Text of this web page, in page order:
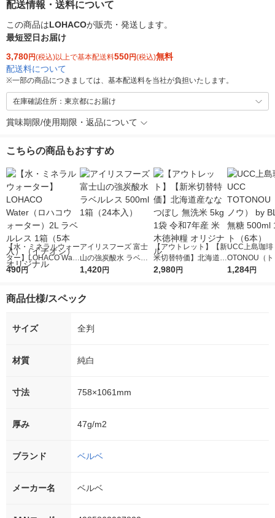
配送情報・送料について
この商品はLOHACOが販売・発送します。
最短翌日お届け
3,780円(税込)以上で基本配送料550円(税込)無料
配送料について
※一部の商品につきましては、基本配送料を当社が負担いたします。
在庫確認住所：東京都にお届け
賞味期限/使用期限・返品について
こちらの商品もおすすめ
【水・ミネラルウォー
ター】LOHACO Wate
r（ロハコウォータ
シ） オリジナル
490円
アイリスフーズ 富士
山の強炭酸水 ラベル
レス 500ml 1箱（24
1,420円
【アウトレット】【新
米切替特価】北海道産
ななつぼし 無洗米 5k
2,980円
UCC上島珈琲
OTONOU（
ウ） by
1,284円
商品仕様/スペック
サイズ 全判
材質 純白
寸法 758×1061mm
厚み 47g/m2
ブランド ベルベ
メーカー名 ベルベ